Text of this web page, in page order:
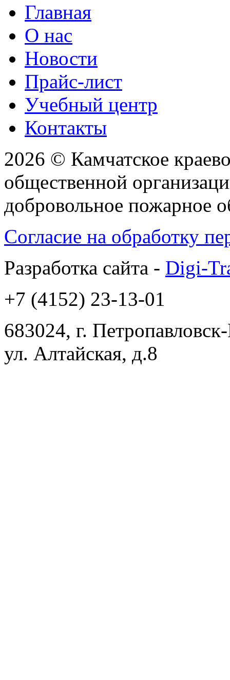
Главная
О нас
Новости
Прайс-лист
Учебный центр
Контакты
2026 © Камчатское
общественной
добровольное пожарное
Согласие на обработку
Разработка сайта - Digi-
+7 (4152) 23-13-01
683024, г.
ул. Алтайская, д.8